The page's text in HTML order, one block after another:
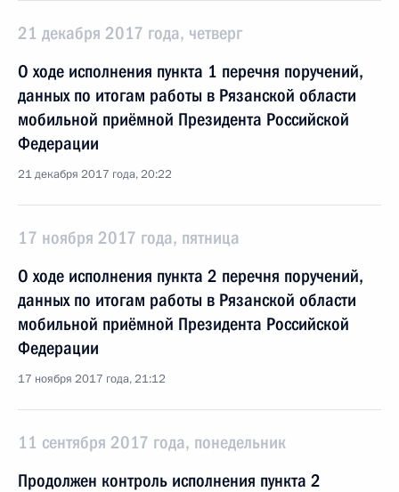
21 декабря 2017 года, четверг
О ходе исполнения пункта 1 перечня поручений,
данных по итогам работы в Рязанской области
мобильной приёмной Президента Российской
Федерации
21 декабря 2017 года, 20:22
17 ноября 2017 года, пятница
О ходе исполнения пункта 2 перечня поручений,
данных по итогам работы в Рязанской области
мобильной приёмной Президента Российской
Федерации
17 ноября 2017 года, 21:12
11 сентября 2017 года, понедельник
Продолжен контроль исполнения пункта 2